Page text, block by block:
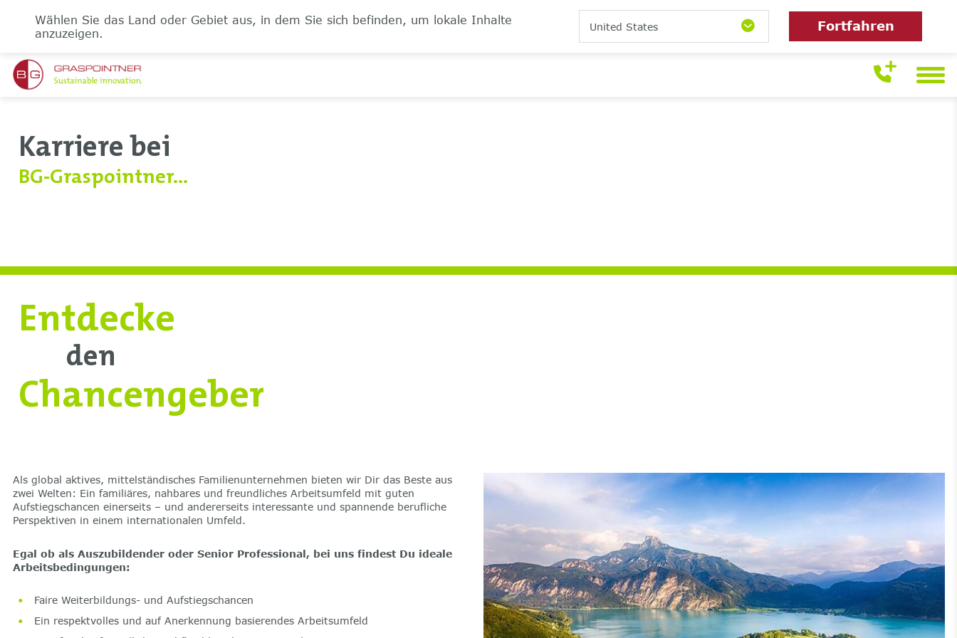
Wählen Sie das Land oder Gebiet aus, in dem Sie sich befinden, um lokale Inhalte
anzuzeigen.
United States Fortfahren
Karriere bei
BG-Graspointner...
Entdecke
den
Chancengeber
Als global aktives, mittelständisches Familienunternehmen bieten wir Dir das Beste aus
zwei Welten: Ein familiäres, nahbares und freundliches Arbeitsumfeld mit guten
Aufstiegschancen einerseits – und andererseits interessante und spannende berufliche
Perspektiven in einem internationalen Umfeld.
Egal ob als Auszubildender oder Senior Professional, bei uns findest Du ideale
Arbeitsbedingungen:
Faire Weiterbildungs- und Aufstiegschancen
Ein respektvolles und auf Anerkennung basierendes Arbeitsumfeld